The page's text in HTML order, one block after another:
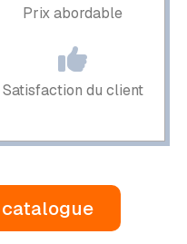
Prix ​​abordable
Satisfaction du client